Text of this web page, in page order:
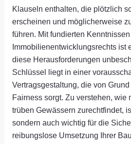
Klauseln enthalten, die plötzlich
erscheinen und möglicherweise
führen. Mit fundierten
Immobilienentwicklungsrechts ist
diese Herausforderungen
Schlüssel liegt in einer
Vertragsgestaltung, die von
Fairness sorgt. Zu verstehen, wie
trüben Gewässern zurechtfindet,
sondern auch wichtig für die
reibungslose Umsetzung Ihrer